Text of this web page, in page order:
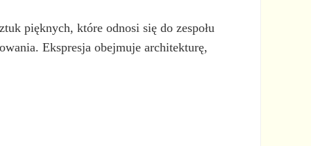
pięknych, które odnosi się do zespołu
Ekspresja obejmuje architekturę,